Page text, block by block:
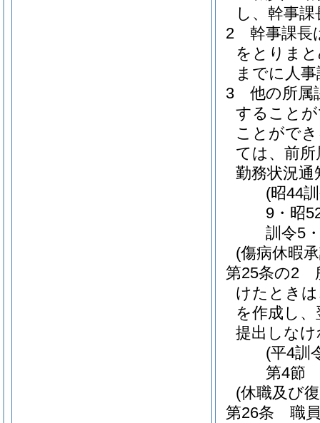
し、幹事
2
幹事課長
をとりま
までに人
3
他の所属
すること
ことがで
ては、前
勤務状況
(昭44
9・昭
訓令5
(傷病休暇
第25条の2
けたとき
を作成し
提出しな
(平4訓
第4節
(休職及び
第26条
職